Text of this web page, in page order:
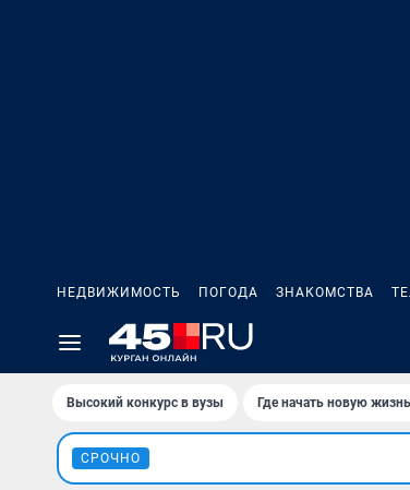
НЕДВИЖИМОСТЬ ПОГОДА ЗНАКОМСТВА
Высокий конкурс в вузы Где начать новую
СРОЧНО